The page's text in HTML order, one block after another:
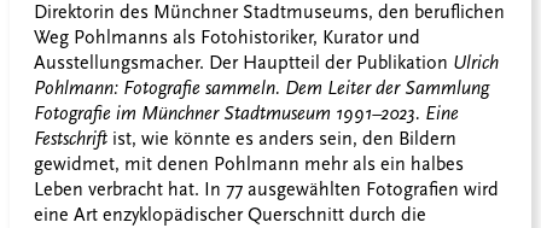
Direktorin des Münchner Stadtmuseums, den beruflichen
Weg Pohlmanns als Fotohistoriker, Kurator und
Ausstellungsmacher. Der Hauptteil der Publikation Ulrich
Pohlmann: Fotografie sammeln. Dem Leiter der Sammlung
Fotografie im Münchner Stadtmuseum 1991–2023. Eine
Festschrift ist, wie könnte es anders sein, den Bildern
gewidmet, mit denen Pohlmann mehr als ein halbes
Leben verbracht hat. In 77 ausgewählten Fotografien wird
eine Art enzyklopädischer Querschnitt durch die